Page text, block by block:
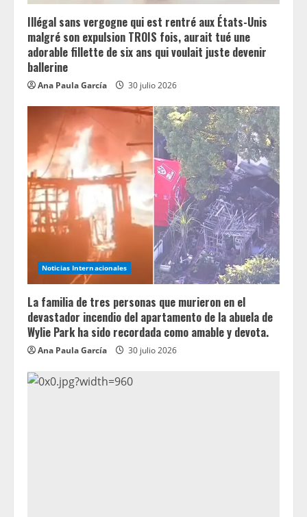
Illégal sans vergogne qui est rentré aux États-Unis
malgré son expulsion TROIS fois, aurait tué une
adorable fillette de six ans qui voulait juste devenir
ballerine
Ana Paula García 30 julio 2026
Noticias Internacionales
La familia de tres personas que murieron en el
devastador incendio del apartamento de la abuela de
Wylie Park ha sido recordada como amable y devota.
Ana Paula García 30 julio 2026